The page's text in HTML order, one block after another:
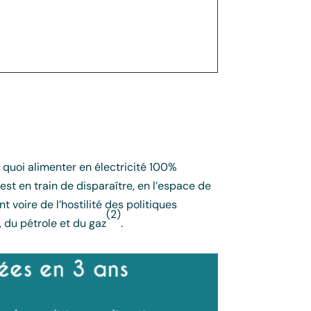
alimenter en électricité 100%
en train de disparaître, en l’espace de
voire de l’hostilité des politiques
du pétrole et du gaz
(2)
.